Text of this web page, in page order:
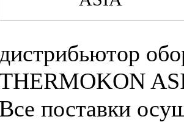
дистрибьютор
Все поставки